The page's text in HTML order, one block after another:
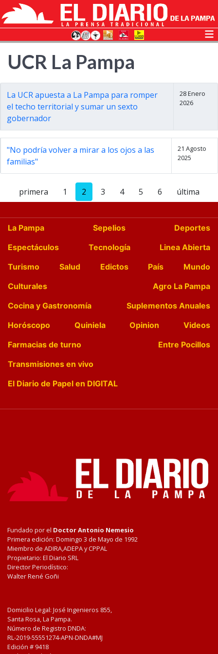
UCR La Pampa
La UCR apuesta a La Pampa para romper
el techo territorial y sumar un sexto
gobernador
28 Enero
2026
"No podría volver a mirar a los ojos a las
familias"
21 Agosto
2025
primera 1 2 3 4 5 6 última
La Pampa Sepelios
Deportes
Espectáculos
Tecnología
Linea Abierta
Turismo
Salud Edictos País
Mundo
Culturales
Agro La Pampa
Cocina y Gastronomía
Suplementos Anuales
Horóscopo
Quiniela Opinion
Videos
Farmacias de turno
Entre Pocillos
Transmisiones en vivo
El Diario de Papel en DIGITAL
Fundado por el Doctor Antonio Nemesio
Primera edición: Domingo 3 de Mayo de 1992
Miembro de ADIRA,ADEPA y CPPAL
Propietario: El Diario SRL
Director Periodístico:
Walter René Goñi
Domicilio Legal: José Ingenieros 855,
Santa Rosa, La Pampa.
Número de Registro DNDA:
RL-2019-55551274-APN-DNDA#MJ
Edición # 9418